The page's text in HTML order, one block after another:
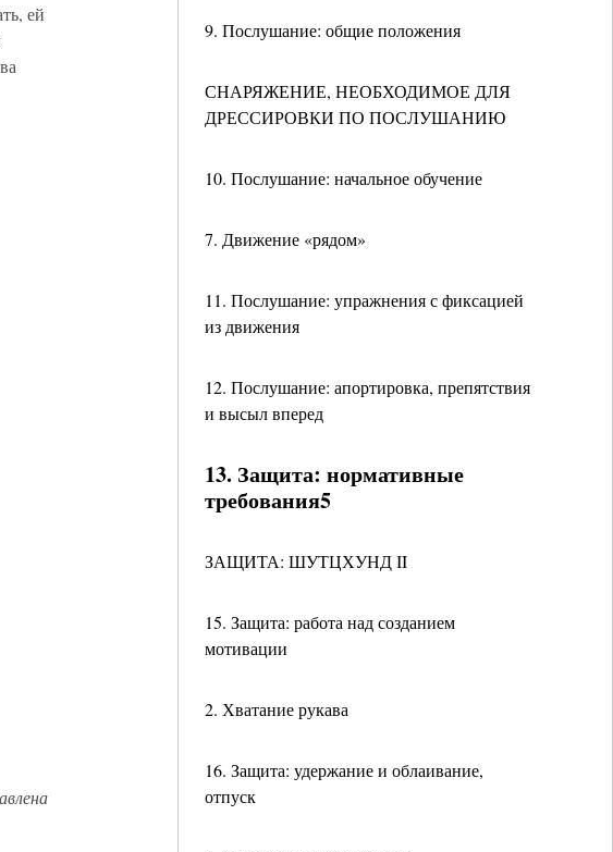
9. Послушание: общие положения
СНАРЯЖЕНИЕ, НЕОБХОДИМОЕ ДЛЯ
ДРЕССИРОВКИ ПО ПОСЛУШАНИЮ
10. Послушание: начальное обучение
7. Движение «рядом»
11. Послушание: упражнения с фиксацией
из движения
12. Послушание: апортировка, препятствия
и высыл вперед
13. Защита: нормативные
требования5
ЗАЩИТА: ШУТЦХУНД II
15. Защита: работа над созданием
мотивации
2. Хватание рукава
16. Защита: удержание и облаивание,
отпуск
ей